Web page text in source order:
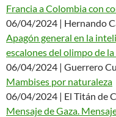
Francia a Colombia con
06/04/2024 | Hernando
Apagón general en la
escalones del olimpo de
06/04/2024 | Guerrero
Mambises por naturaleza
06/04/2024 | El Titán de
Mensaje de Gaza.